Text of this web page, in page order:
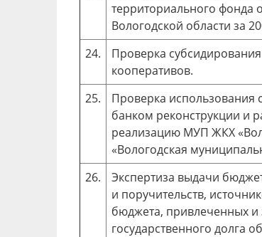
территориального фонда
Вологодской области за
24.
Проверка
кооперативов.
25.
Проверка использования
банком реконструкции и
реализацию МУП ЖКХ
«Вологодская
26.
Экспертиза выдачи
и поручительств,
бюджета, привлеченных и
государственного долга